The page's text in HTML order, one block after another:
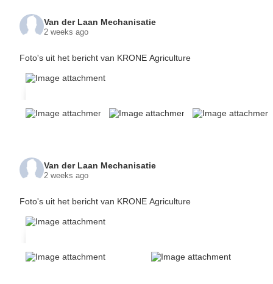
Van der Laan Mechanisatie
2 weeks ago
Foto's uit het bericht van KRONE Agriculture
Van der Laan Mechanisatie
2 weeks ago
Foto's uit het bericht van KRONE Agriculture